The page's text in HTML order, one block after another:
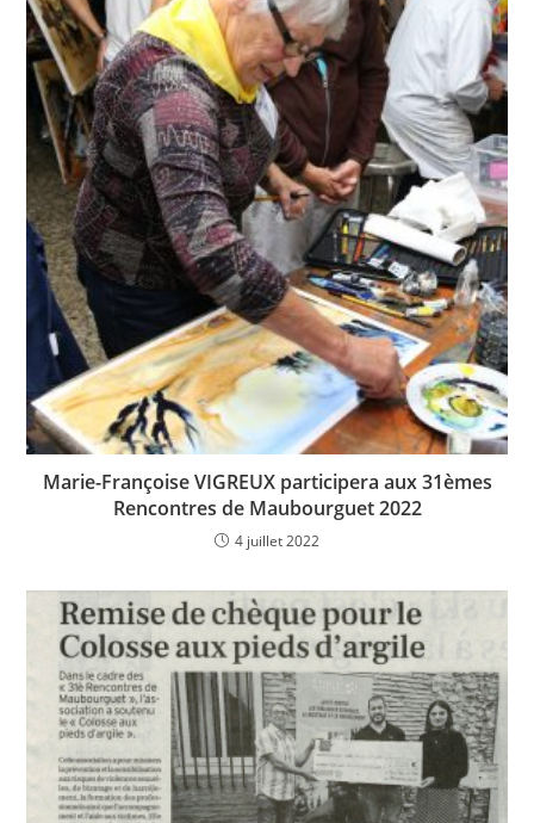
Marie-Françoise VIGREUX participera aux 31èmes
Rencontres de Maubourguet 2022
4 juillet 2022